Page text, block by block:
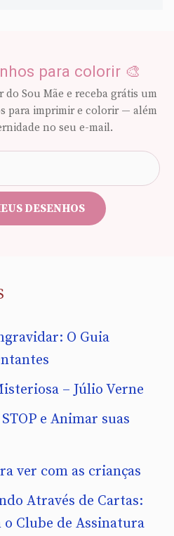
para colorir 🎨
Sou Mãe e receba grátis um
para imprimir e colorir — além
no seu e-mail.
e-
mail
DESENHOS
O Guia
– Júlio Verne
e Animar suas
ver com as crianças
Através de Cartas:
o Clube de Assinatura